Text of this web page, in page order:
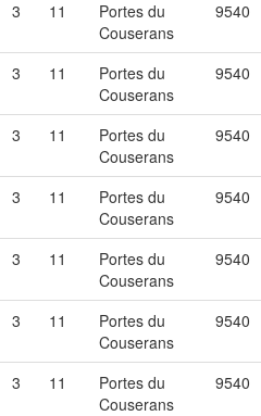
3 11
Portes du
Couserans
9540
3 11
Portes du
Couserans
9540
3 11
Portes du
Couserans
9540
3 11
Portes du
Couserans
9540
3 11
Portes du
Couserans
9540
3 11
Portes du
Couserans
9540
3 11
Portes du
Couserans
9540